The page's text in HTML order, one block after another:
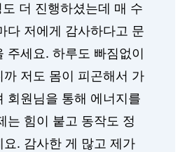
더 진행하셨는데 매 수
다 저에게 감사하다고 문
주세요. 하루도 빠짐없이
까 저도 몸이 피곤해서 가
회원님을 통해 에너지를
는 힘이 붙고 동작도 정
요. 감사한 게 많고 제가